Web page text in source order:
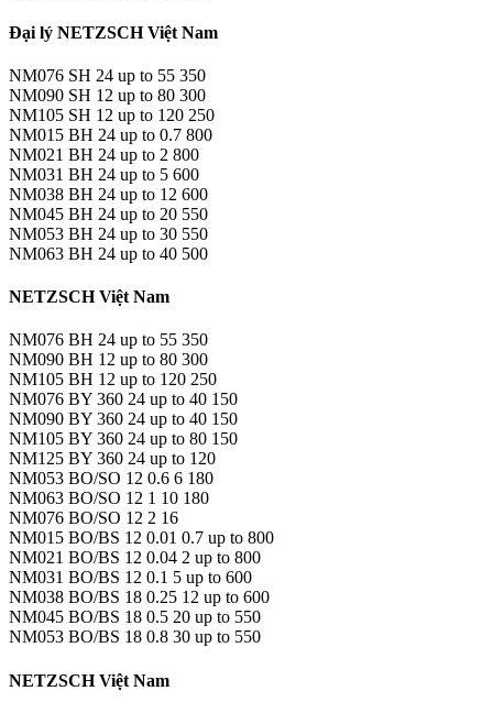
Đại lý NETZSCH Việt Nam
NM076 SH 24 up to 55 350
NM090 SH 12 up to 80 300
NM105 SH 12 up to 120 250
NM015 BH 24 up to 0.7 800
NM021 BH 24 up to 2 800
NM031 BH 24 up to 5 600
NM038 BH 24 up to 12 600
NM045 BH 24 up to 20 550
NM053 BH 24 up to 30 550
NM063 BH 24 up to 40 500
NETZSCH Việt Nam
NM076 BH 24 up to 55 350
NM090 BH 12 up to 80 300
NM105 BH 12 up to 120 250
NM076 BY 360 24 up to 40 150
NM090 BY 360 24 up to 40 150
NM105 BY 360 24 up to 80 150
NM125 BY 360 24 up to 120
NM053 BO/SO 12 0.6 6 180
NM063 BO/SO 12 1 10 180
NM076 BO/SO 12 2 16
NM015 BO/BS 12 0.01 0.7 up to 800
NM021 BO/BS 12 0.04 2 up to 800
NM031 BO/BS 12 0.1 5 up to 600
NM038 BO/BS 18 0.25 12 up to 600
NM045 BO/BS 18 0.5 20 up to 550
NM053 BO/BS 18 0.8 30 up to 550
NETZSCH Việt Nam